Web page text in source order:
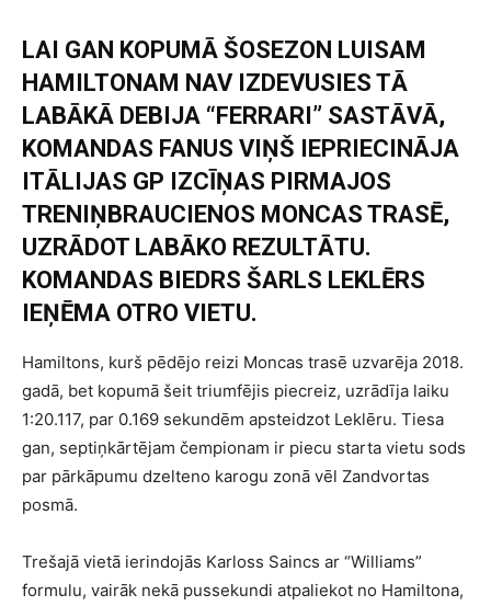
LAI GAN KOPUMĀ ŠOSEZON LUISAM
HAMILTONAM NAV IZDEVUSIES TĀ
LABĀKĀ DEBIJA “FERRARI” SASTĀVĀ,
KOMANDAS FANUS VIŅŠ IEPRIECINĀJA
ITĀLIJAS GP IZCĪŅAS PIRMAJOS
TRENIŅBRAUCIENOS MONCAS TRASĒ,
UZRĀDOT LABĀKO REZULTĀTU.
KOMANDAS BIEDRS ŠARLS LEKLĒRS
IEŅĒMA OTRO VIETU.
Hamiltons, kurš pēdējo reizi Moncas trasē uzvarēja 2018.
gadā, bet kopumā šeit triumfējis piecreiz, uzrādīja laiku
1:20.117, par 0.169 sekundēm apsteidzot Leklēru. Tiesa
gan, septiņkārtējam čempionam ir piecu starta vietu sods
par pārkāpumu dzelteno karogu zonā vēl Zandvortas
posmā.
Trešajā vietā ierindojās Karloss Saincs ar “Williams”
formulu, vairāk nekā pussekundi atpaliekot no Hamiltona,